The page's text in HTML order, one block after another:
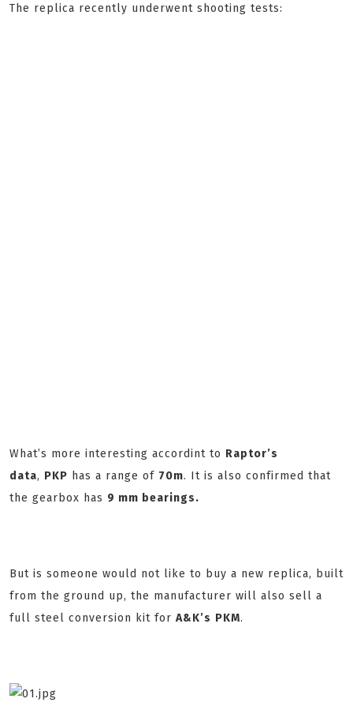
The replica recently underwent shooting tests:
What’s more interesting accordint to Raptor’s
data, PKP has a range of 70m. It is also confirmed that
the gearbox has 9 mm bearings.
But is someone would not like to buy a new replica, built
from the ground up, the manufacturer will also sell a
full steel conversion kit for A&K’s PKM.